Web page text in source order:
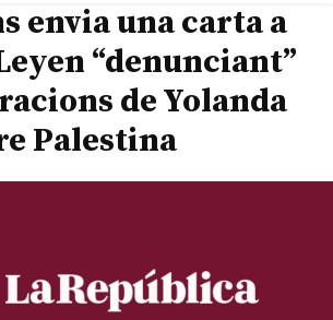
envia una carta a
“denunciant”
de Yolanda
Palestina